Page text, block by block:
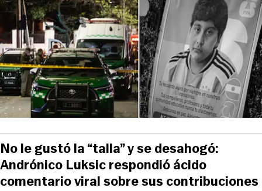
No le gustó la “talla” y se desahogó:
Andrónico Luksic respondió ácido
comentario viral sobre sus contribuciones